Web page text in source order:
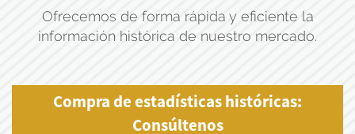
Ofrecemos de forma rápida y eficiente la
información histórica de nuestro mercado.
Compra de estadísticas históricas:
Consúltenos